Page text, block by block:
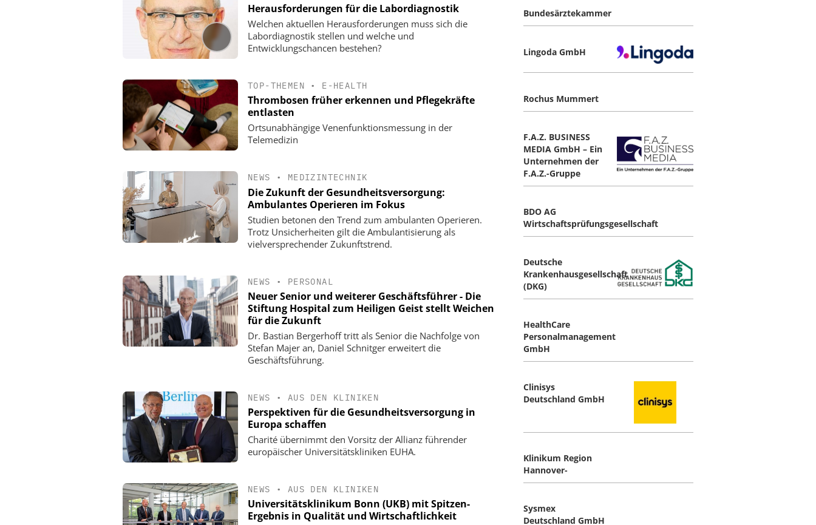
Herausforderungen für die Labordiagnostik
Welchen aktuellen Herausforderungen muss sich die
Labordiagnostik stellen und welche und
Entwicklungschancen bestehen?
TOP-THEMEN • E-HEALTH
Thrombosen früher erkennen und Pflegekräfte
entlasten
Ortsunabhängige Venenfunktionsmessung in der
Telemedizin
NEWS • MEDIZINTECHNIK
Die Zukunft der Gesundheitsversorgung:
Ambulantes Operieren im Fokus
Studien betonen den Trend zum ambulanten Operieren.
Trotz Unsicherheiten gilt die Ambulantisierung als
vielversprechender Zukunftstrend.
NEWS • PERSONAL
Neuer Senior und weiterer Geschäftsführer - Die
Stiftung Hospital zum Heiligen Geist stellt Weichen
für die Zukunft
Dr. Bastian Bergerhoff tritt als Senior die Nachfolge von
Stefan Majer an, Daniel Schnitger erweitert die
Geschäftsführung.
NEWS • AUS DEN KLINIKEN
Perspektiven für die Gesundheitsversorgung in
Europa schaffen
Charité übernimmt den Vorsitz der Allianz führender
europäischer Universitätskliniken EUHA.
NEWS • AUS DEN KLINIKEN
Universitätsklinikum Bonn (UKB) mit Spitzen-
Ergebnis in Qualität und Wirtschaftlichkeit
Bundesärztekammer
Lingoda GmbH
Rochus Mummert
F.A.Z. BUSINESS
MEDIA GmbH – Ein
Unternehmen der
F.A.Z.-Gruppe
BDO AG
Wirtschaftsprüfungsgesellschaft
Deutsche
Krankenhausgesellschaft
(DKG)
HealthCare
Personalmanagement
GmbH
Clinisys
Deutschland GmbH
Klinikum Region
Hannover-
Sysmex
Deutschland GmbH